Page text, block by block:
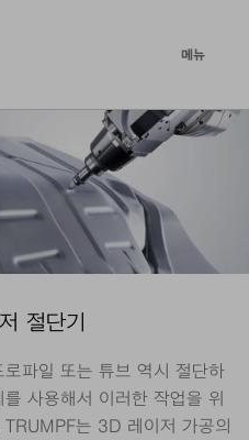
메뉴
절단기
파일 또는 튜브 역시 절단하
사용해서 이러한 작업을 위
는 3D 레이저 가공의